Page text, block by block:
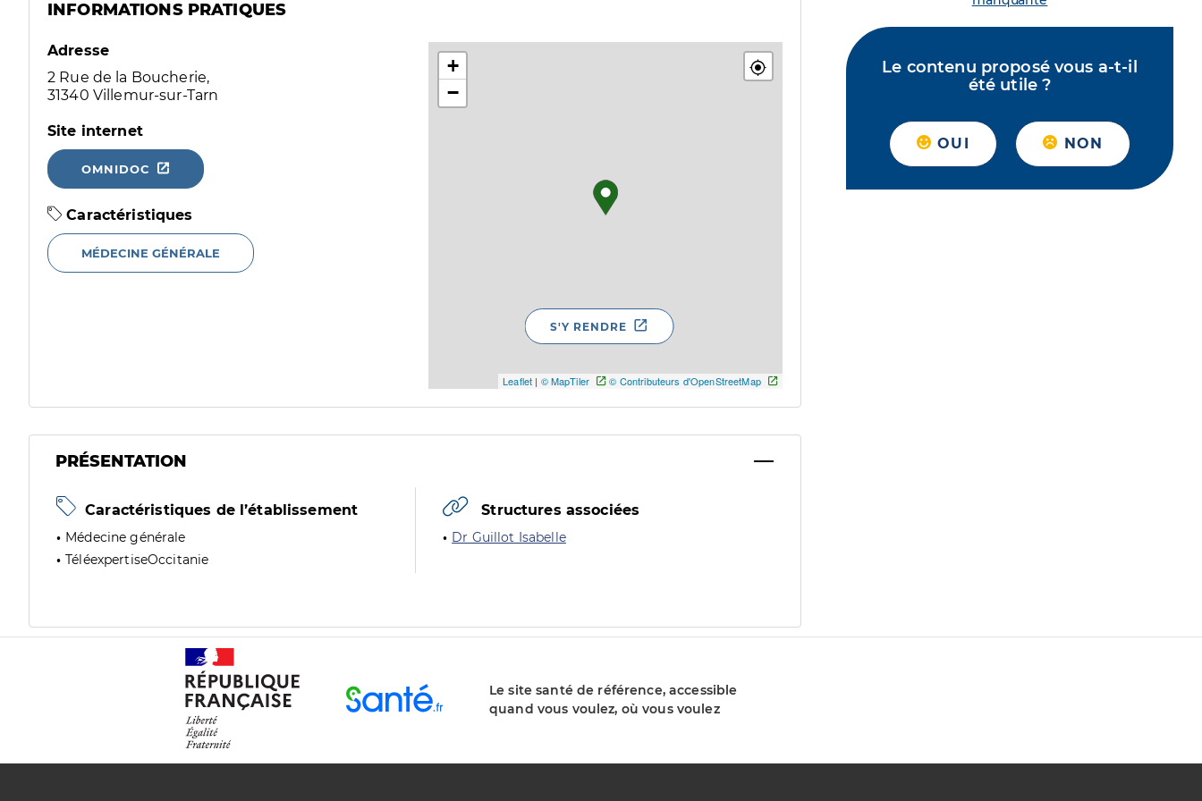
INFORMATIONS PRATIQUES
Adresse
2 Rue de la Boucherie,
31340 Villemur-sur-Tarn
Site internet
OMNIDOC
Caractéristiques
MÉDECINE GÉNÉRALE
+
−
Leaflet | © MapTiler © Contributeurs d'OpenStreetMap
S'Y RENDRE
PRÉSENTATION
Caractéristiques de l’établissement
Médecine générale
TéléexpertiseOccitanie
Structures associées
Dr Guillot Isabelle
Le contenu proposé vous a-t-il
été utile ?
OUI NON
Le site santé de référence, accessible
quand vous voulez, où vous voulez